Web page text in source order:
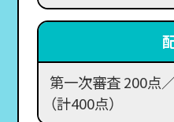
第一次審査 200点
（計400点）